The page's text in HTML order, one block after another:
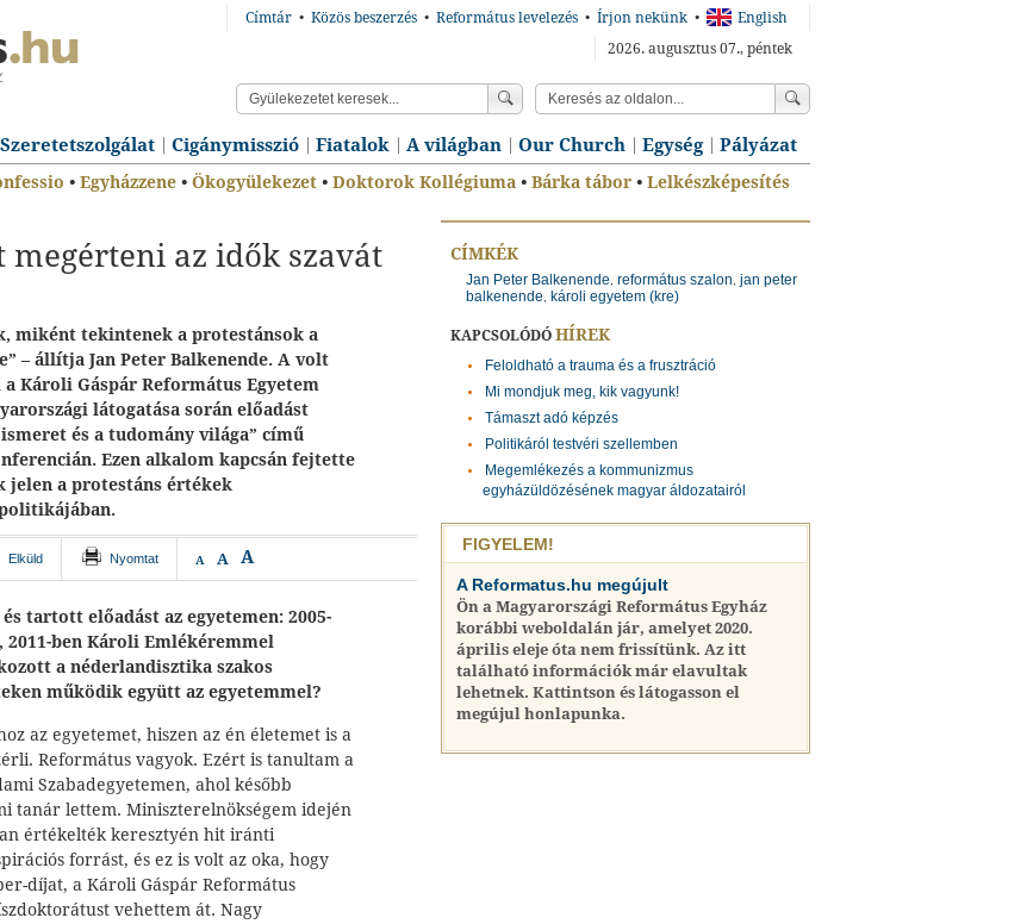
Címtár • Közös beszerzés • Református levelezés • Írjon nekünk •
English
2026. augusztus 07., péntek
Szeretetszolgálat Cigánymisszió Fiatalok A világban Our Church Egység Pályázat
• Egyházzene • Ökogyülekezet • Doktorok Kollégiuma • Bárka tábor • Lelkészképesítés
megérteni az idők szavát
miként tekintenek a protestánsok a
– állítja Jan Peter Balkenende. A volt
Károli Gáspár Református Egyetem
látogatása során előadást
és a tudomány világa” című
Ezen alkalom kapcsán fejtette
jelen a protestáns értékek
Elküld Nyomtat A A A
tartott előadást az egyetemen: 2005-
ben Károli Emlékéremmel
a néderlandisztika szakos
működik együtt az egyetemmel?
az egyetemet, hiszen az én életemet is a
Református vagyok. Ezért is tanultam a
Szabadegyetemen, ahol később
tanár lettem. Miniszterelnökségem idején
értékelték keresztyén hit iránti
forrást, és ez is volt az oka, hogy
díjat, a Károli Gáspár Református
vehettem át. Nagy
CÍMKÉK
Jan Peter Balkenende, református szalon, jan peter
balkenende, károli egyetem (kre)
KAPCSOLÓDÓ HÍREK
Feloldható a trauma és a frusztráció
Mi mondjuk meg, kik vagyunk!
Támaszt adó képzés
Politikáról testvéri szellemben
Megemlékezés a kommunizmus
egyházüldözésének magyar áldozatairól
FIGYELEM!
A Reformatus.hu megújult
Ön a Magyarországi Református Egyház
korábbi weboldalán jár, amelyet 2020.
április eleje óta nem frissítünk. Az itt
található információk már elavultak
lehetnek. Kattintson és látogasson el
megújul honlapunka.